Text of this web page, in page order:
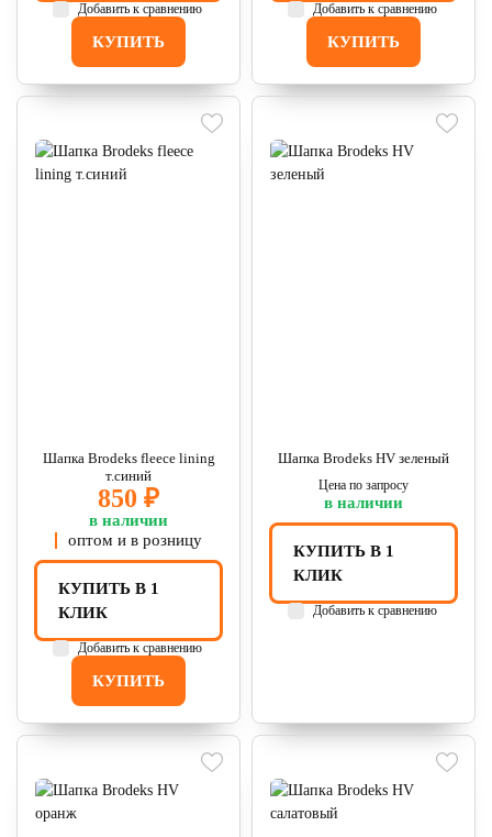
КУПИТЬ
Добавить к сравнению
КУПИТЬ
Добавить к сравнению
Шапка Brodeks fleece lining
т.синий
850 ₽
в наличии
оптом и в розницу
КУПИТЬ
КУПИТЬ В 1
КЛИК
Добавить к сравнению
Шапка Brodeks HV зеленый
Цена по запросу
в наличии
КУПИТЬ В 1
КЛИК
Добавить к сравнению